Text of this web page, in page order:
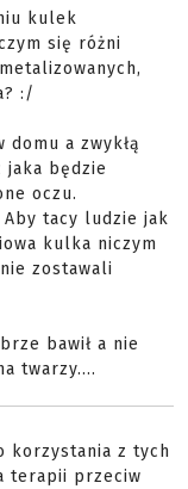
kulek
się różni
:/
a zwykłą
jaka będzie
oczu.
tacy ludzie jak
kulka niczym
zostawali
bawił a nie
twarzy....
korzystania z tych
terapii przeciw